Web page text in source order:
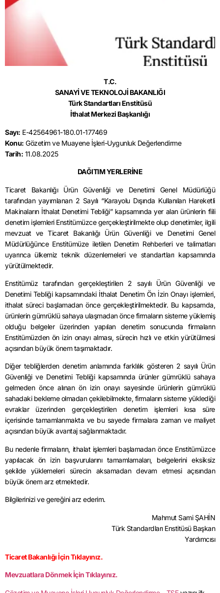
T.C.
SANAYİ VE TEKNOLOJİ BAKANLIĞI
Türk Standartları Enstitüsü
İthalat Merkezi Başkanlığı
Sayı: E-42564961-180.01-177469
Konu: Gözetim ve Muayene İşleri-Uygunluk Değerlendirme
Tarih: 11.08.2025
DAĞITIM YERLERİNE
Ticaret Bakanlığı Ürün Güvenliği ve Denetimi Genel Müdürlüğü
tarafından yayımlanan 2 Sayılı “Karayolu Dışında Kullanılan Hareketli
Makinaların İthalat Denetimi Tebliği” kapsamında yer alan ürünlerin fiili
denetim işlemleri Enstitümüzce gerçekleştirilmekte olup denetimler, ilgili
mevzuat ve Ticaret Bakanlığı Ürün Güvenliği ve Denetimi Genel
Müdürlüğünce Enstitümüze iletilen Denetim Rehberleri ve talimatları
uyarınca ülkemiz teknik düzenlemeleri ve standartları kapsamında
yürütülmektedir.
Enstitümüz tarafından gerçekleştirilen 2 sayılı Ürün Güvenliği ve
Denetimi Tebliği kapsamındaki İthalat Denetim Ön İzin Onayı işlemleri,
ithalat süreci başlamadan önce gerçekleştirilmektedir. Bu kapsamda,
ürünlerin gümrüklü sahaya ulaşmadan önce firmaların sisteme yüklemiş
olduğu belgeler üzerinden yapılan denetim sonucunda firmaların
Enstitümüzden ön izin onayı alması, sürecin hızlı ve etkin yürütülmesi
açısından büyük önem taşımaktadır.
Diğer tebliğlerden denetim anlamında farklılık gösteren 2 sayılı Ürün
Güvenliği ve Denetimi Tebliği kapsamında ürünler gümrüklü sahaya
gelmeden önce alınan ön izin onayı sayesinde ürünlerin gümrüklü
sahadaki bekleme olmadan çekilebilmekte, firmaların sisteme yüklediği
evraklar üzerinden gerçekleştirilen denetim işlemleri kısa süre
içerisinde tamamlanmakta ve bu sayede firmalara zaman ve maliyet
açısından büyük avantaj sağlanmaktadır.
Bu nedenle firmaların, ithalat işlemleri başlamadan önce Enstitümüzce
yapılacak ön izin başvurularını tamamlamaları, belgelerini eksiksiz
şekilde yüklemeleri sürecin aksamadan devam etmesi açısından
büyük önem arz etmektedir.
Bilgilerinizi ve gereğini arz ederim.
Mahmut Sami ŞAHİN
Türk Standardları Enstitüsü Başkan
Yardımcısı
Ticaret Bakanlığı İçin Tıklayınız.
Mevzuatlara Dönmek İçin Tıklayınız.